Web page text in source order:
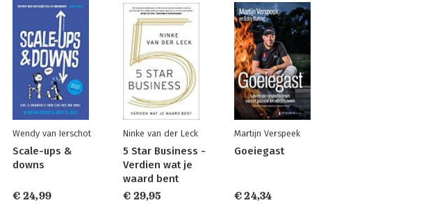
Wendy van Ierschot
Scale-ups &
downs
€ 24,99
Ninke van der Leck
5 Star Business -
Verdien wat je
waard bent
€ 29,95
Martijn Verspeek
Goeiegast
€ 24,34